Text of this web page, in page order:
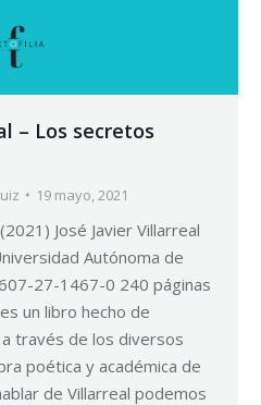
– Los secretos
19 mayo, 2021
José Javier Villarreal
Autónoma de
27-1467-0 240 páginas
un libro hecho de
través de los diversos
poética y académica de
de Villarreal podemos